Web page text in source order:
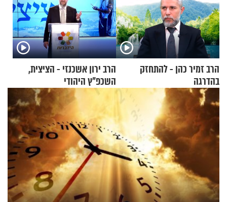
הרב זמיר כהן - להתחזק
בהדרגה
הרב ירון אשכנזי - הציצית,
השכפ"ץ היהודי